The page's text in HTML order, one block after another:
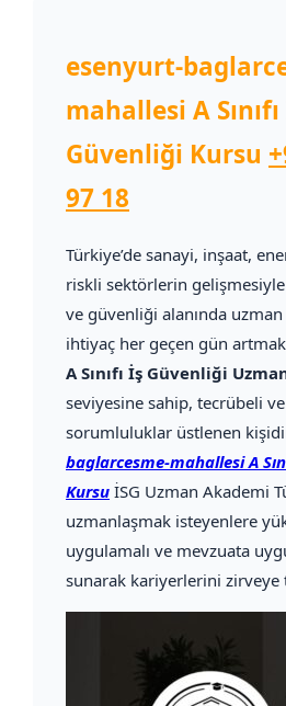
esenyurt-
mahallesi A
Güvenliği Kursu
97 18
Türkiye’de sanayi, inşaat,
riskli sektörlerin gelişmesiyle
ve güvenliği alanında
ihtiyaç her geçen gün
A Sınıfı İş Güvenliği
seviyesine sahip, tecrübeli
sorumluluklar üstlenen
baglarcesme-mahallesi A
Kursu İSG Uzman Akademi
uzmanlaşmak isteyenlere
uygulamalı ve mevzuata
sunarak kariyerlerini zirveye